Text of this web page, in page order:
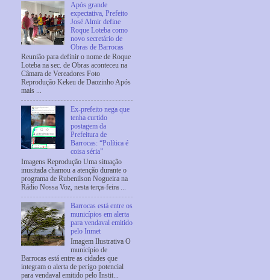
Após grande
expectativa, Prefeito
José Almir define
Roque Loteba como
novo secretário de
Obras de Barrocas
Reunião para definir o nome de Roque
Loteba na sec. de Obras aconteceu na
Câmara de Vereadores Foto
Reprodução Kekeu de Daozinho Após
mais ...
Ex-prefeito nega que
tenha curtido
postagem da
Prefeitura de
Barrocas: “Política é
coisa séria”
Imagens Reprodução Uma situação
inusitada chamou a atenção durante o
programa de Rubenilson Nogueira na
Rádio Nossa Voz, nesta terça-feira ...
Barrocas está entre os
municípios em alerta
para vendaval emitido
pelo Inmet
Imagem Ilustrativa O
município de
Barrocas está entre as cidades que
integram o alerta de perigo potencial
para vendaval emitido pelo Instit...